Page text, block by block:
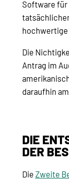
Software für
hochwertige
Die
Antrag im
daraufhin
DIE
DER
Die Zweite